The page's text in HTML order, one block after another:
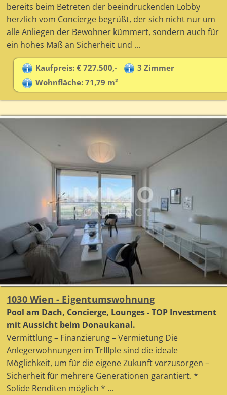
bereits beim Betreten der beeindruckenden Lobby
herzlich vom Concierge begrüßt, der sich nicht nur um
alle Anliegen der Bewohner kümmert, sondern auch für
ein hohes Maß an Sicherheit und ...
Kaufpreis: € 727.500,-
3 Zimmer
Wohnfläche: 71,79 m²
1030 Wien - Eigentumswohnung
Pool am Dach, Concierge, Lounges - TOP Investment
mit Aussicht beim Donaukanal.
Vermittlung – Finanzierung – Vermietung Die
Anlegerwohnungen im TrIIIple sind die ideale
Möglichkeit, um für die eigene Zukunft vorzusorgen –
Sicherheit für mehrere Generationen garantiert. *
Solide Renditen möglich * ...